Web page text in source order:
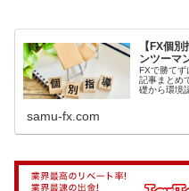
【FX個
ンツーマ
FXで勝てず
記事まとめ
礎から環境
samu-fx.com